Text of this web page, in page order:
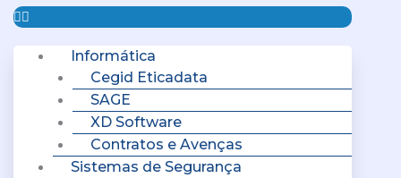
Informática
Cegid Eticadata
SAGE
XD Software
Contratos e Avenças
Sistemas de Segurança